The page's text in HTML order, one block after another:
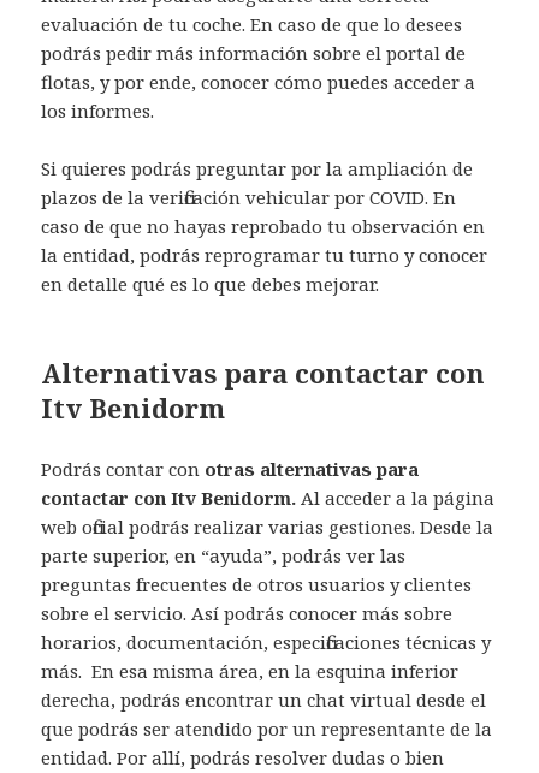
evaluación de tu coche. En caso de que lo desees
podrás pedir más información sobre el portal de
flotas, y por ende, conocer cómo puedes acceder a
los informes.
Si quieres podrás preguntar por la ampliación de
plazos de la verificación vehicular por COVID. En
caso de que no hayas reprobado tu observación en
la entidad, podrás reprogramar tu turno y conocer
en detalle qué es lo que debes mejorar.
Alternativas para contactar con
Itv Benidorm
Podrás contar con otras alternativas para
contactar con Itv Benidorm.Al acceder a la página
web oficial podrás realizar varias gestiones. Desde la
parte superior, en “ayuda”, podrás ver las
preguntas frecuentes de otros usuarios y clientes
sobre el servicio. Así podrás conocer más sobre
horarios, documentación, especificaciones técnicas y
más. En esa misma área, en la esquina inferior
derecha, podrás encontrar un chat virtual desde el
que podrás ser atendido por un representante de la
entidad. Por allí, podrás resolver dudas o bien